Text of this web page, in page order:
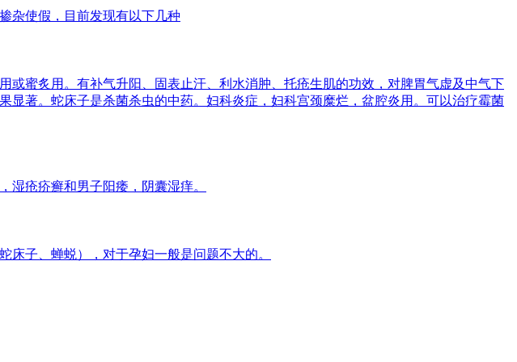
杂使假，目前发现有以下几种
蜜炙用。有补气升阳、固表止汗、利水消肿、托疮生肌的功效，对脾胃气虚及中气下
著。蛇床子是杀菌杀虫的中药。妇科炎症，妇科宫颈糜烂，盆腔炎用。可以治疗霉菌
湿疮疥癣和男子阳痿，阴囊湿痒。
床子、蝉蜕），对于孕妇一般是问题不大的。